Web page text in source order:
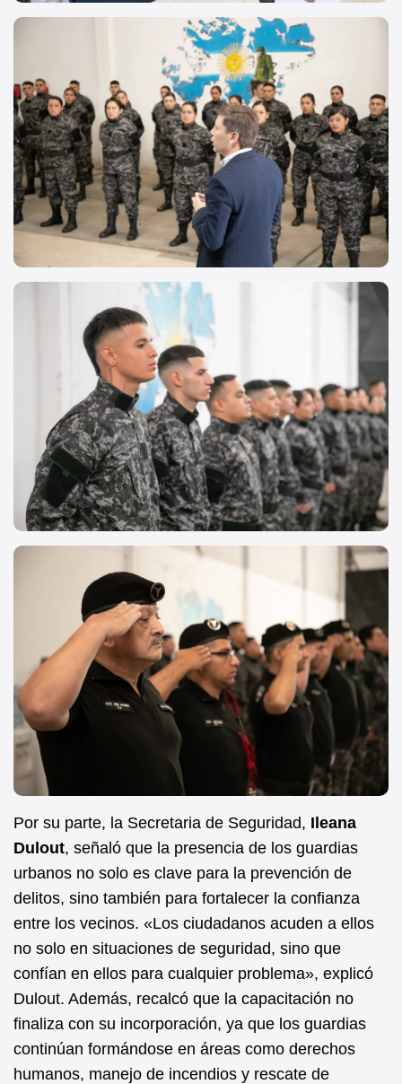
Por su parte, la Secretaria de Seguridad, Ileana
Dulout, señaló que la presencia de los guardias
urbanos no solo es clave para la prevención de
delitos, sino también para fortalecer la confianza
entre los vecinos. «Los ciudadanos acuden a ellos
no solo en situaciones de seguridad, sino que
confían en ellos para cualquier problema», explicó
Dulout. Además, recalcó que la capacitación no
finaliza con su incorporación, ya que los guardias
continúan formándose en áreas como derechos
humanos, manejo de incendios y rescate de